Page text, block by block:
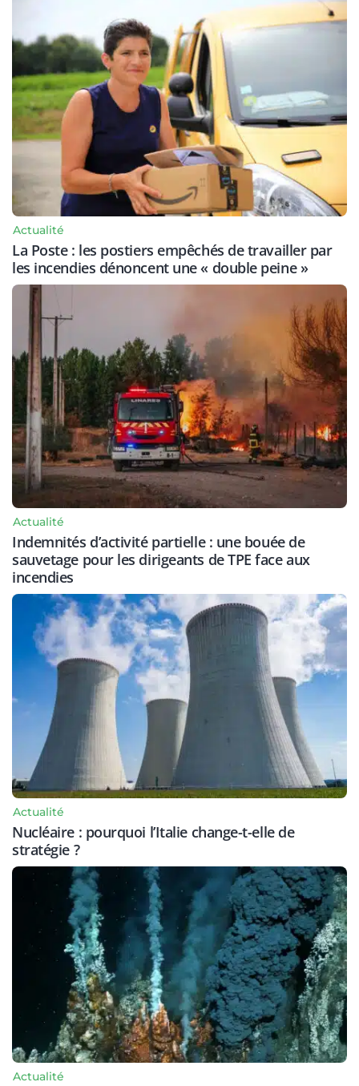
Actualité
La Poste : les postiers empêchés de travailler par
les incendies dénoncent une « double peine »
Actualité
Indemnités d’activité partielle : une bouée de
sauvetage pour les dirigeants de TPE face aux
incendies
Actualité
Nucléaire : pourquoi l’Italie change-t-elle de
stratégie ?
Actualité